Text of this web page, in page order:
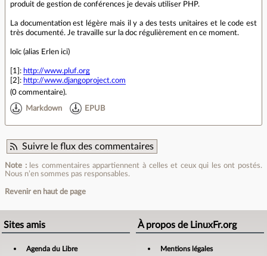
produit de gestion de conférences je devais utiliser PHP.
La documentation est légère mais il y a des tests unitaires et le code est
très documenté. Je travaille sur la doc régulièrement en ce moment.
loïc (alias Erlen ici)
[1]: http://www.pluf.org
[2]: http://www.djangoproject.com
(0 commentaire).
Markdown EPUB
Suivre le flux des commentaires
Note :les commentaires appartiennent à celles et ceux qui les ont postés.
Nous n’en sommes pas responsables.
Revenir en haut de page
Sites amis
Agenda du Libre
À propos de LinuxFr.org
Mentions légales